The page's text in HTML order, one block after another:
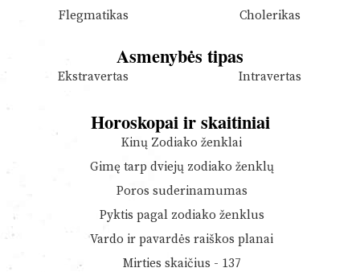
Flegmatikas
Cholerikas
Asmenybės tipas
Ekstravertas Intravertas
Horoskopai ir skaitiniai
Kinų Zodiako ženklai
Gimę tarp dviejų zodiako ženklų
Poros suderinamumas
Pyktis pagal zodiako ženklus
Vardo ir pavardės raiškos planai
Mirties skaičius - 137